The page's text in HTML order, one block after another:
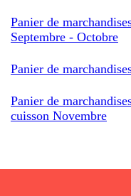
Panier de
Septembre - Octobre
Panier de
Panier de
cuisson Novembre